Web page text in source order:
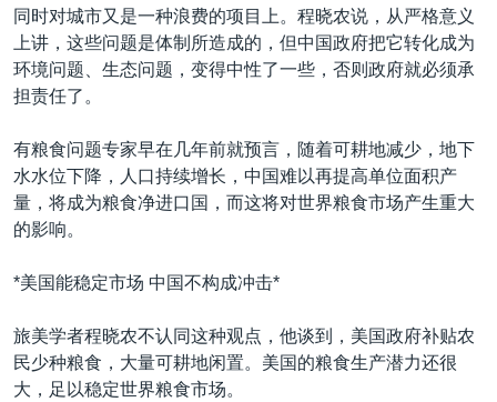
同时对城市又是一种浪费的项目上。程晓农说，从严格意义
上讲，这些问题是体制所造成的，但中国政府把它转化成为
环境问题、生态问题，变得中性了一些，否则政府就必须承
担责任了。
有粮食问题专家早在几年前就预言，随着可耕地减少，地下
水水位下降，人口持续增长，中国难以再提高单位面积产
量，将成为粮食净进口国，而这将对世界粮食市场产生重大
的影响。
*美国能稳定市场 中国不构成冲击*
旅美学者程晓农不认同这种观点，他谈到，美国政府补贴农
民少种粮食，大量可耕地闲置。美国的粮食生产潜力还很
大，足以稳定世界粮食市场。